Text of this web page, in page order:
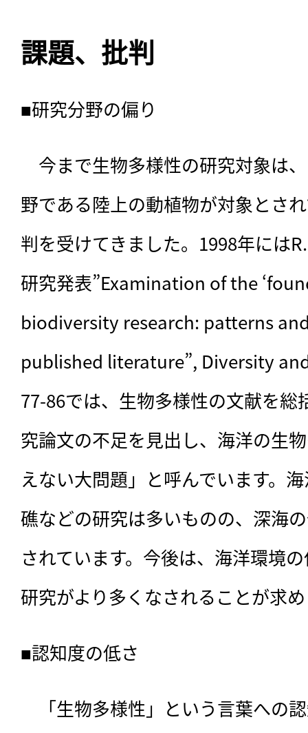
課題、批判
■研究分野の偏り
今まで生物多様性の研究対象は
野である陸上の動植物が対象とさ
判を受けてきました。1998年には
研究発表”Examination of the
biodiversity research: patterns
published literature”, Diversity
77-86では、生物多様性の文献を総
究論文の不足を見出し、海洋の生
えない大問題」と呼んでいます。
礁などの研究は多いものの、深海
されています。今後は、海洋環境
研究がより多くなされることが求
■認知度の低さ
「生物多様性」という言葉への